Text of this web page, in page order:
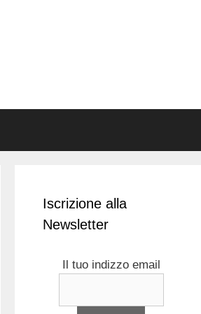
Iscrizione alla
Newsletter
Il tuo indizzo email